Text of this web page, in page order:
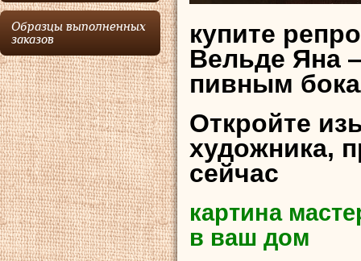
Образцы выполненных
заказов
купите
Вельде Яна
пивным
Откройте
художника,
сейчас
картина
в ваш дом